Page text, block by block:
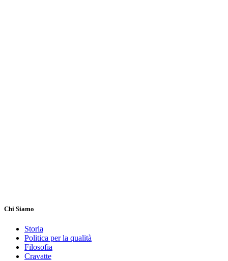
Chi Siamo
Storia
Politica per la qualità
Filosofia
Cravatte